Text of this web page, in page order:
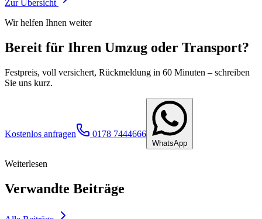
Zur Übersicht
Wir helfen Ihnen weiter
Bereit für Ihren Umzug oder Transport?
Festpreis, voll versichert, Rückmeldung in 60 Minuten – schreiben
Sie uns kurz.
Kostenlos anfragen 0178 7444666
WhatsApp
Weiterlesen
Verwandte Beiträge